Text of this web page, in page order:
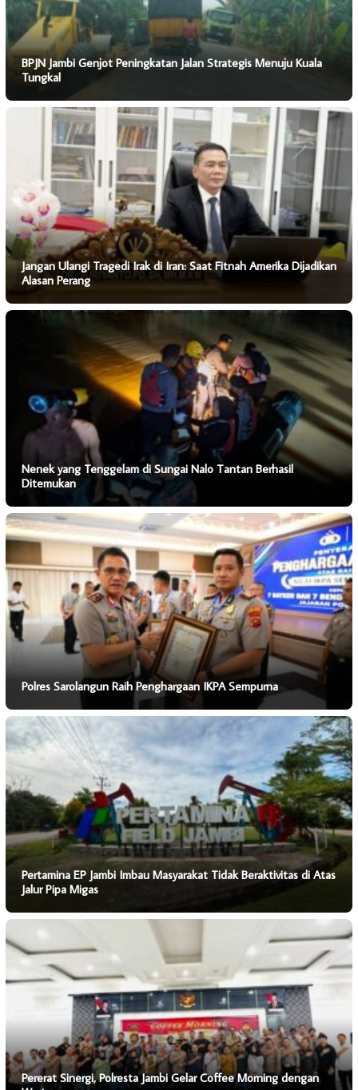
BPJN Jambi Genjot Peningkatan Jalan Strategis Menuju Kuala
Tungkal
Jangan Ulangi Tragedi Irak di Iran: Saat Fitnah Amerika Dijadikan
Alasan Perang
Nenek yang Tenggelam di Sungai Nalo Tantan Berhasil
Ditemukan
Polres Sarolangun Raih Penghargaan IKPA Sempurna
Pertamina EP Jambi Imbau Masyarakat Tidak Beraktivitas di Atas
Jalur Pipa Migas
Pererat Sinergi, Polresta Jambi Gelar Coffee Morning dengan